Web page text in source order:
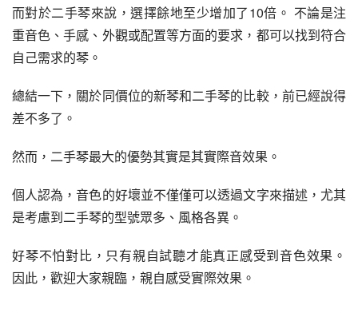
而對於二手琴來說，選擇餘地至少增加了10倍。 不論是注
重音色、手感、外觀或配置等方面的要求，都可以找到符合
自己需求的琴。
總結一下，關於同價位的新琴和二手琴的比較，前已經說得
差不多了。
然而，二手琴最大的優勢其實是其實際音效果。
個人認為，音色的好壞並不僅僅可以透過文字來描述，尤其
是考慮到二手琴的型號眾多、風格各異。
好琴不怕對比，只有親自試聽才能真正感受到音色效果。
因此，歡迎大家親臨，親自感受實際效果。